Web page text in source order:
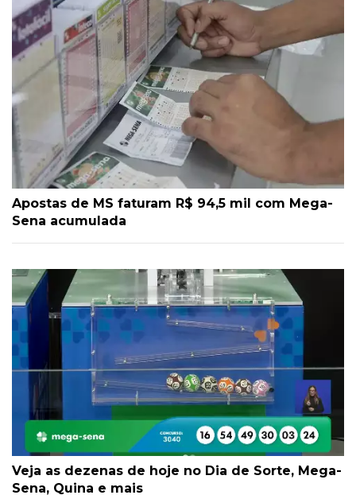
Apostas de MS faturam R$ 94,5 mil com Mega-
Sena acumulada
Veja as dezenas de hoje no Dia de Sorte, Mega-
Sena, Quina e mais